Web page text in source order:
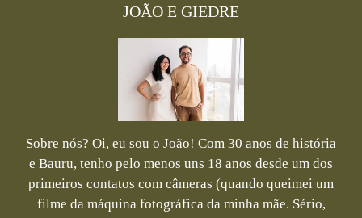
JOÃO E GIEDRE
Sobre nós? Oi, eu sou o João! Com 30 anos de história
e Bauru, tenho pelo menos uns 18 anos desde um dos
primeiros contatos com câmeras (quando queimei um
filme da máquina fotográfica da minha mãe. Sério,